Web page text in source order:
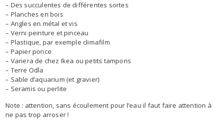
– Des succulentes de différentes sortes
– Planches en bois
– Angles en métal et vis
– Verni peinture et pinceau
– Plastique, par exemple climafilm
– Papier ponce
– Variera de chez Ikea ou petits tampons
– Terre Odla
– Sable d’aquarium (et gravier)
– Seramis ou perlite
Note : attention, sans écoulement pour l’eau il faut faire attention à
ne pas trop arroser !